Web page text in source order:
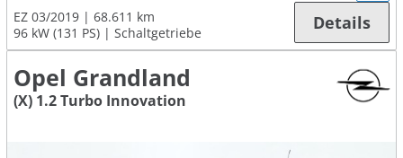
EZ 03/2019
68.611 km
96 kW (131 PS)
Schaltgetriebe Details
Opel Grandland
(X) 1.2 Turbo Innovation